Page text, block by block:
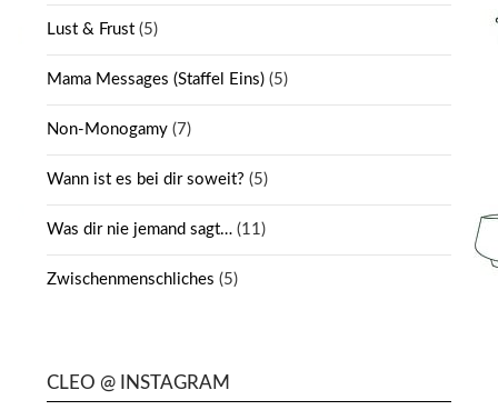
Lust & Frust (5)
Mama Messages (Staffel Eins) (5)
Non-Monogamy (7)
Wann ist es bei dir soweit? (5)
Was dir nie jemand sagt… (11)
Zwischenmenschliches (5)
CLEO @ INSTAGRAM